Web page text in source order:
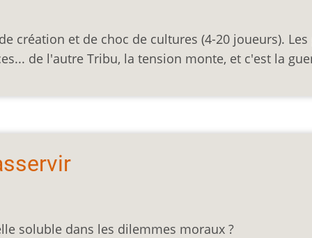
création et de choc de cultures (4-20 joueurs).
de l'autre Tribu, la tension monte, et c'est la
soluble dans les dilemmes moraux ?